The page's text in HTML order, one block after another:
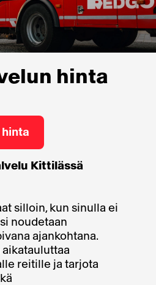
hinta
hinta
Kittilässä
silloin, kun sinulla ei
noudetaan
ajankohtana.
aikatauluttaa
reitille ja tarjota